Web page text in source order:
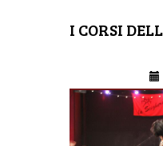
I CORSI